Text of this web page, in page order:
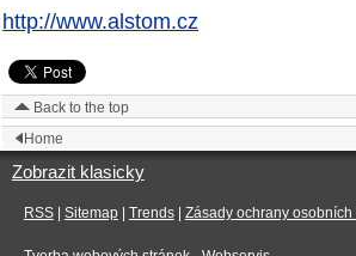
http://www.alstom.cz
Back to the top
Home
Zobrazit klasicky
RSS| Sitemap| Trends| Zásady ochrany osobních